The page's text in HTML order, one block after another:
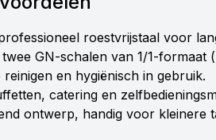
roestvrijstaal voor
GN-schalen van 1/1-formaat
reinigen en hygiënisch in gebruik.
catering en
ontwerp, handig voor kleinere